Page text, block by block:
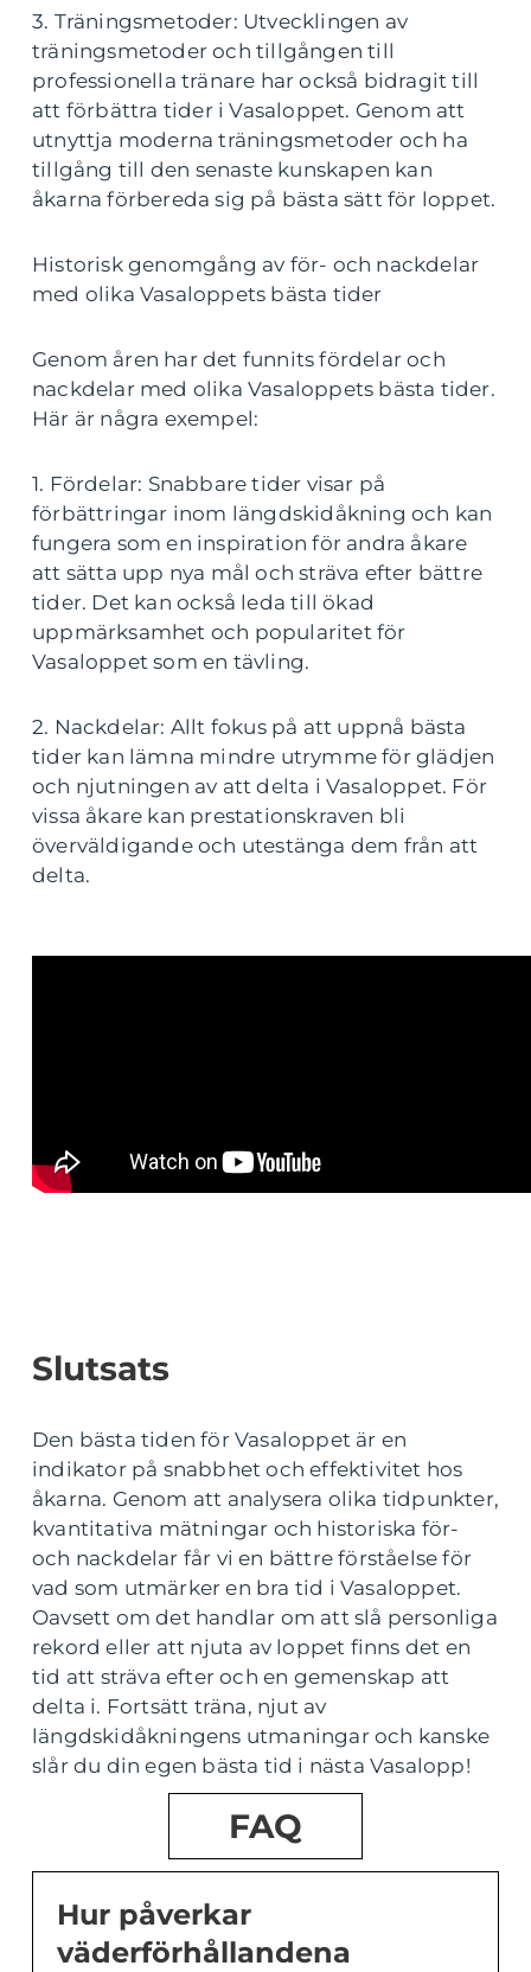
3. Träningsmetoder: Utvecklingen av
träningsmetoder och tillgången till
professionella tränare har också bidragit till
att förbättra tider i Vasaloppet. Genom att
utnyttja moderna träningsmetoder och ha
tillgång till den senaste kunskapen kan
åkarna förbereda sig på bästa sätt för loppet.
Historisk genomgång av för- och nackdelar
med olika Vasaloppets bästa tider
Genom åren har det funnits fördelar och
nackdelar med olika Vasaloppets bästa tider.
Här är några exempel:
1. Fördelar: Snabbare tider visar på
förbättringar inom längdskidåkning och kan
fungera som en inspiration för andra åkare
att sätta upp nya mål och sträva efter bättre
tider. Det kan också leda till ökad
uppmärksamhet och popularitet för
Vasaloppet som en tävling.
2. Nackdelar: Allt fokus på att uppnå bästa
tider kan lämna mindre utrymme för glädjen
och njutningen av att delta i Vasaloppet. För
vissa åkare kan prestationskraven bli
överväldigande och utestänga dem från att
delta.
Slutsats
Den bästa tiden för Vasaloppet är en
indikator på snabbhet och effektivitet hos
åkarna. Genom att analysera olika tidpunkter,
kvantitativa mätningar och historiska för-
och nackdelar får vi en bättre förståelse för
vad som utmärker en bra tid i Vasaloppet.
Oavsett om det handlar om att slå personliga
rekord eller att njuta av loppet finns det en
tid att sträva efter och en gemenskap att
delta i. Fortsätt träna, njut av
längdskidåkningens utmaningar och kanske
slår du din egen bästa tid i nästa Vasalopp!
FAQ
Hur påverkar
väderförhållandena